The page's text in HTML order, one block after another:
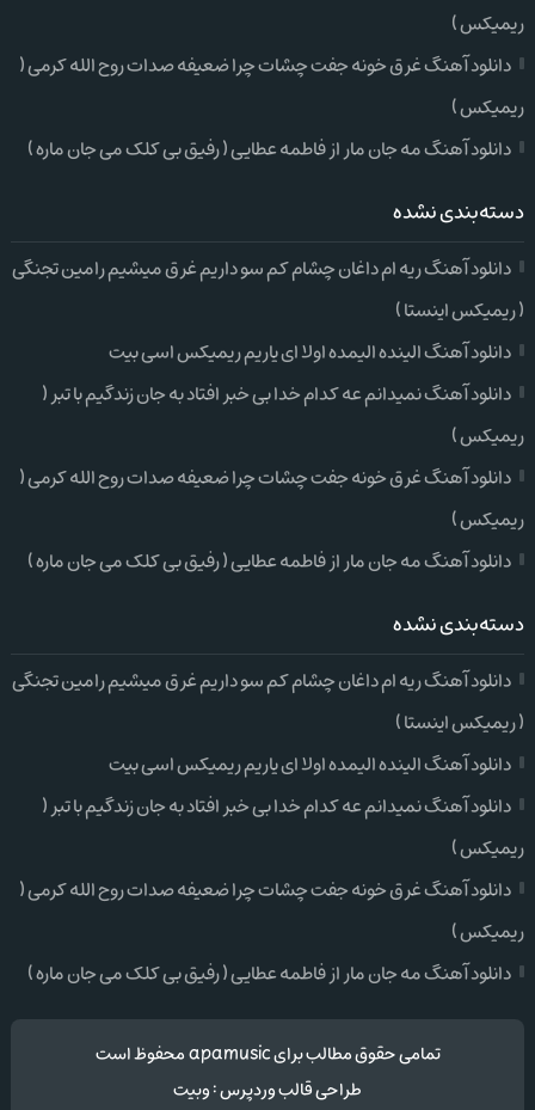
ریمیکس )
دانلود آهنگ غرق خونه جفت چشات چرا ضعیفه صدات روح الله کرمی (
ریمیکس )
دانلود آهنگ مه جان مار از فاطمه عطایی ( رفیق بی کلک می جان ماره )
دسته‌بندی نشده
دانلود آهنگ ریه ام داغان چشام کم سو داریم غرق میشیم رامین تجنگی
( ریمیکس اینستا )
دانلود آهنگ الینده الیمده اولا ای یاریم ریمیکس اسی بیت
دانلود آهنگ نمیدانم عه کدام خدا بی خبر افتاد به جان زندگیم با تبر (
ریمیکس )
دانلود آهنگ غرق خونه جفت چشات چرا ضعیفه صدات روح الله کرمی (
ریمیکس )
دانلود آهنگ مه جان مار از فاطمه عطایی ( رفیق بی کلک می جان ماره )
دسته‌بندی نشده
دانلود آهنگ ریه ام داغان چشام کم سو داریم غرق میشیم رامین تجنگی
( ریمیکس اینستا )
دانلود آهنگ الینده الیمده اولا ای یاریم ریمیکس اسی بیت
دانلود آهنگ نمیدانم عه کدام خدا بی خبر افتاد به جان زندگیم با تبر (
ریمیکس )
دانلود آهنگ غرق خونه جفت چشات چرا ضعیفه صدات روح الله کرمی (
ریمیکس )
دانلود آهنگ مه جان مار از فاطمه عطایی ( رفیق بی کلک می جان ماره )
تمامی حقوق مطالب برای apamusic محفوظ است
طراحی قالب وردپرس:وبیت